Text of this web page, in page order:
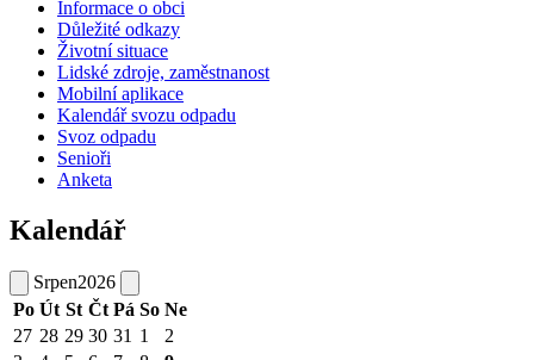
Informace o obci
Důležité odkazy
Životní situace
Lidské zdroje, zaměstnanost
Mobilní aplikace
Kalendář svozu odpadu
Svoz odpadu
Senioři
Anketa
Kalendář
Srpen2026
Po Út St Čt Pá So Ne
27 28 29 30 31 1
2